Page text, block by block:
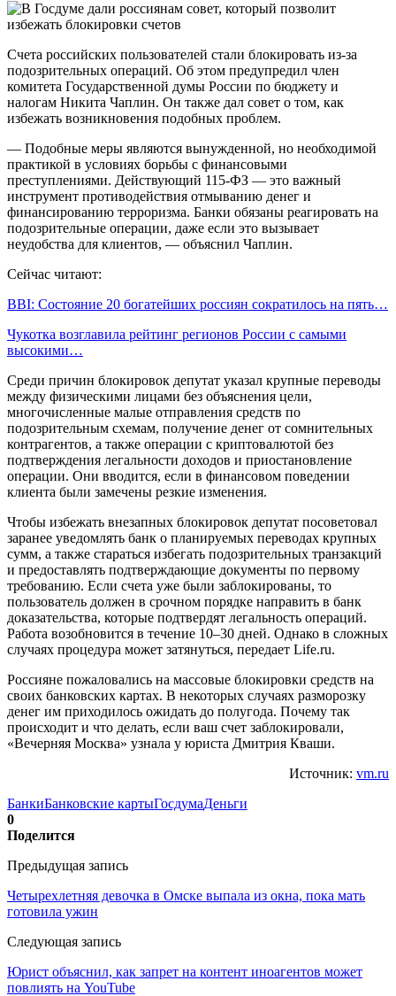
Счета российских пользователей стали блокировать из-за
подозрительных операций. Об этом предупредил член
комитета Государственной думы России по бюджету и
налогам Никита Чаплин. Он также дал совет о том, как
избежать возникновения подобных проблем.
— Подобные меры являются вынужденной, но необходимой
практикой в условиях борьбы с финансовыми
преступлениями. Действующий 115-ФЗ — это важный
инструмент противодействия отмыванию денег и
финансированию терроризма. Банки обязаны реагировать на
подозрительные операции, даже если это вызывает
неудобства для клиентов, — объяснил Чаплин.
Сейчас читают:
BBI: Состояние 20 богатейших россиян сократилось на пять…
Чукотка возглавила рейтинг регионов России с самыми
высокими…
Среди причин блокировок депутат указал крупные переводы
между физическими лицами без объяснения цели,
многочисленные малые отправления средств по
подозрительным схемам, получение денег от сомнительных
контрагентов, а также операции с криптовалютой без
подтверждения легальности доходов и приостановление
операции. Они вводится, если в финансовом поведении
клиента были замечены резкие изменения.
Чтобы избежать внезапных блокировок депутат посоветовал
заранее уведомлять банк о планируемых переводах крупных
сумм, а также стараться избегать подозрительных транзакций
и предоставлять подтверждающие документы по первому
требованию. Если счета уже были заблокированы, то
пользователь должен в срочном порядке направить в банк
доказательства, которые подтвердят легальность операций.
Работа возобновится в течение 10–30 дней. Однако в сложных
случаях процедура может затянуться, передает Life.ru.
Россияне пожаловались на массовые блокировки средств на
своих банковских картах. В некоторых случаях разморозку
денег им приходилось ожидать до полугода. Почему так
происходит и что делать, если ваш счет заблокировали,
«Вечерняя Москва» узнала у юриста Дмитрия Кваши.
Источник: vm.ru
БанкиБанковские картыГосдумаДеньги
0
Поделится
Предыдущая запись
Четырехлетняя девочка в Омске выпала из окна, пока мать
готовила ужин
Следующая запись
Юрист объяснил, как запрет на контент иноагентов может
повлиять на YouTube